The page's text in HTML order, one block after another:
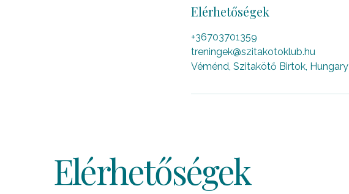
Elérhetőségek
+36703701359
treningek@szitakotoklub.hu
Véménd, Szitakötő Birtok, Hungary
Elérhetőségek